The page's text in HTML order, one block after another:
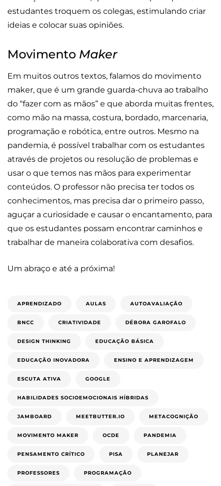
estudantes troquem os colegas, estimulando criar
ideias e colocar suas opiniões.
Movimento Maker
Em muitos outros textos, falamos do movimento
maker, que é um grande guarda-chuva ao trabalho
do “fazer com as mãos” e que aborda muitas frentes,
como mão na massa, costura, bordado, marcenaria,
programação e robótica, entre outros. Mesmo na
pandemia, é possível trabalhar com os estudantes
através de projetos ou resolução de problemas e
usar o que temos nas mãos para experimentar
conteúdos. O professor não precisa ter todos os
conhecimentos, mas precisa dar o primeiro passo,
aguçar a curiosidade e causar o encantamento, para
que os estudantes possam encontrar caminhos e
trabalhar de maneira colaborativa com desafios.
Um abraço e até a próxima!
APRENDIZADO AULAS AUTOAVALIAÇÃO
BNCC CRIATIVIDADE DÉBORA GAROFALO
DESIGN THINKING EDUCAÇÃO BÁSICA
EDUCAÇÃO INOVADORA ENSINO E APRENDIZAGEM
ESCUTA ATIVA GOOGLE
HABILIDADES SOCIOEMOCIONAIS HÍBRIDAS
JAMBOARD MEETBUTTER.IO METACOGNIÇÃO
MOVIMENTO MAKER OCDE PANDEMIA
PENSAMENTO CRÍTICO PISA PLANEJAR
PROFESSORES PROGRAMAÇÃO